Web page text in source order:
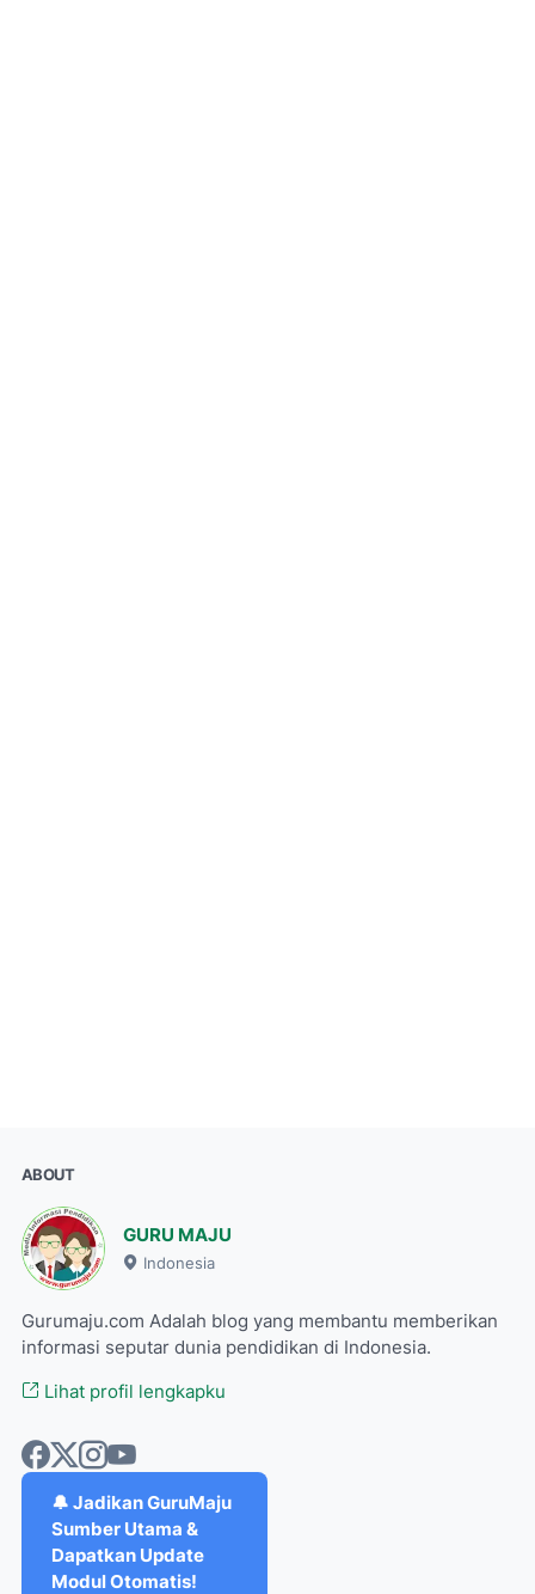
ABOUT
GURU MAJU
Indonesia
Gurumaju.com Adalah blog yang membantu memberikan
informasi seputar dunia pendidikan di Indonesia.
Lihat profil lengkapku
🔔 Jadikan GuruMaju
Sumber Utama &
Dapatkan Update
Modul Otomatis!